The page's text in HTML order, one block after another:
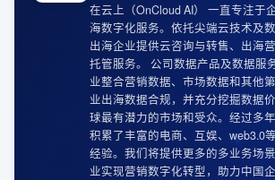
在云上（OnCloud AI） 一直专注于
海数字化服务。依托尖端云技术及
出海企业提供云咨询与转售、出海
托管服务。 公司数据产品及数据服
业整合营销数据、市场数据和其他
业出海数据合规，并充分挖掘数据
球最有潜力的市场和受众。经过多
积累了丰富的电商、互娱、web3.0
经验。我们将提供更多的多业务场
业实现营销数字化转型，助力中国